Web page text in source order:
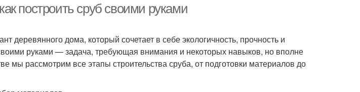
построить сруб своими руками
деревянного дома, который сочетает в себе экологичность, прочность и
руками — задача, требующая внимания и некоторых навыков, но вполне
мы рассмотрим все этапы строительства сруба, от подготовки материалов до